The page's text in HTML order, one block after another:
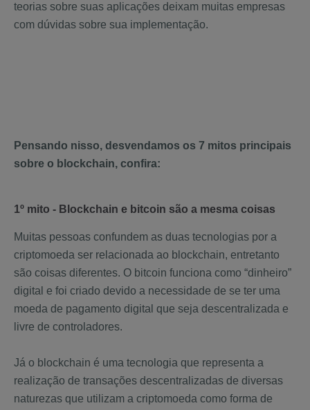
teorias sobre suas aplicações deixam muitas empresas
com dúvidas sobre sua implementação.
Pensando nisso, desvendamos os 7 mitos principais
sobre o blockchain, confira:
1º mito - Blockchain e bitcoin são a mesma coisas
Muitas pessoas confundem as duas tecnologias por a
criptomoeda ser relacionada ao blockchain, entretanto
são coisas diferentes. O bitcoin funciona como “dinheiro”
digital e foi criado devido a necessidade de se ter uma
moeda de pagamento digital que seja descentralizada e
livre de controladores.
Já o blockchain é uma tecnologia que representa a
realização de transações descentralizadas de diversas
naturezas que utilizam a criptomoeda como forma de